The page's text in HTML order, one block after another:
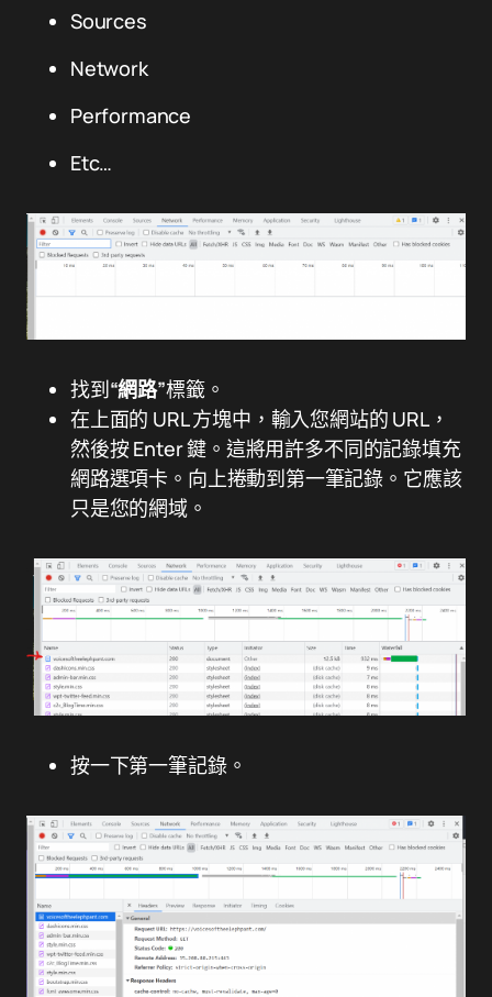
Sources
Network
Performance
Etc…
找到“網路”標籤。
在上面的 URL 方塊中，輸入您網站的 URL，
然後按 Enter 鍵。這將用許多不同的記錄填充
網路選項卡。向上捲動到第一筆記錄。它應該
只是您的網域。
按一下第一筆記錄。